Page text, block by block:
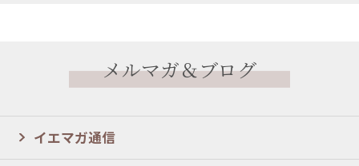
メルマガ＆ブログ
イエマガ通信